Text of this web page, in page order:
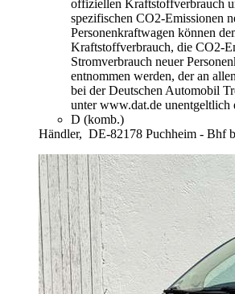
offiziellen Kraftstoffverbrauch
spezifischen CO2-Emissionen
Personenkraftwagen können
Kraftstoffverbrauch, die CO2-
Stromverbrauch neuer
entnommen werden, der an
bei der Deutschen Automobil
unter www.dat.de unentgeltlich
D (komb.)
Händler, DE-82178 Puchheim - Bhf